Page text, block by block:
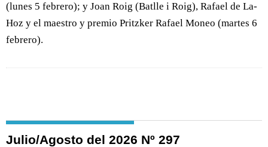
(lunes 5 febrero); y Joan Roig (Batlle i Roig), Rafael de La-
Hoz y el maestro y premio Pritzker Rafael Moneo (martes 6
febrero).
Julio/Agosto del 2026 Nº 297